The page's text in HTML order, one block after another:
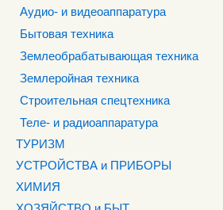
Аудио- и видеоаппаратура
Бытовая техника
Землеобрабатывающая техника
Землеройная техника
Строительная спецтехника
Теле- и радиоаппаратура
ТУРИЗМ
УСТРОЙСТВА и ПРИБОРЫ
ХИМИЯ